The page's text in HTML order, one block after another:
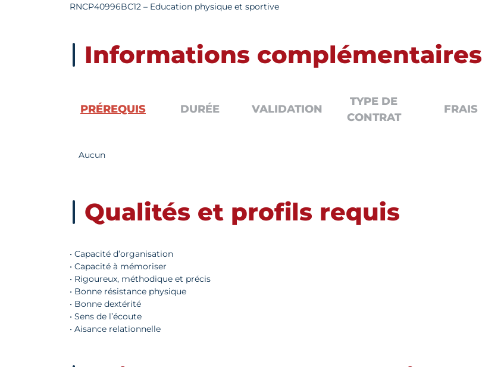
RNCP40996BC12 – Education physique et sportive
Informations complémentaires
PRÉREQUIS DURÉE VALIDATION
TYPE DE
CONTRAT
FRAIS
Aucun
Qualités et profils requis
• Capacité d’organisation
• Capacité à mémoriser
• Rigoureux, méthodique et précis
• Bonne résistance physique
• Bonne dextérité
• Sens de l’écoute
• Aisance relationnelle